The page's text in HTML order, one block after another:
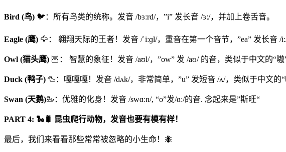
Bird (鸟) 🐦：所有鸟类的统称。发音 /bɜːrd/，”i” 发长音 /ɜː/，并加上卷舌音。
Eagle (鹰) 🦅： 翱翔天际的王者！发音 /ˈiːɡl/，重音在第一个音节，”ea” 发长音 /
Owl (猫头鹰) 🦉： 智慧的象征！发音 /aʊl/，”ow” 发 /aʊ/ 的音，类似于中文的“嗷”
Duck (鸭子) 🦆：嘎嘎嘎！发音 /dʌk/，非常简单，”u” 发短音 /ʌ/，类似于中文的“
Swan (天鹅)🦢：优雅的化身！发音 /swɑːn/, “o”发/ɑː/的音. 念起来是”斯旺“
PART 4: 🐍🐛 昆虫爬行动物，发音也要有模有样！
最后，我们来看看那些常常被忽略的小生命！🐜